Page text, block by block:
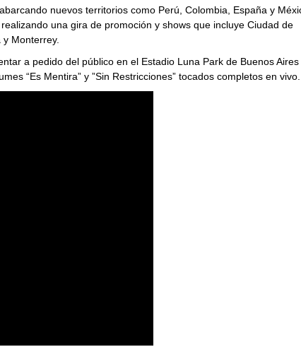
nuevos territorios como Perú, Colombia, España y
una gira de promoción y shows que incluye Ciudad de
Monterrey.
a pedido del público en el Estadio Luna Park de Buenos Aires
“Es Mentira” y ”Sin Restricciones” tocados completos en vivo.